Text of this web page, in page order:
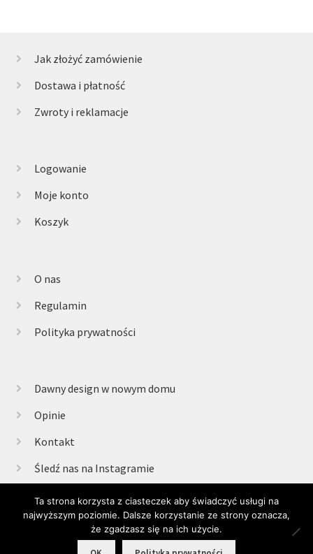
Jak złożyć zamówienie
Dostawa i płatność
Zwroty i reklamacje
Logowanie
Moje konto
Koszyk
O nas
Regulamin
Polityka prywatności
Dawny design w nowym domu
Opinie
Kontakt
Śledź nas na Instagramie
© Retrogabinet 2025
Ta strona korzysta z ciasteczek aby świadczyć usługi na
najwyższym poziomie. Dalsze korzystanie ze strony oznacza,
że zgadzasz się na ich użycie.